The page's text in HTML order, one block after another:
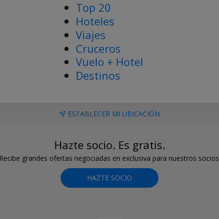
Top 20
Hoteles
Viajes
Cruceros
Vuelo + Hotel
Destinos
ESTABLECER MI UBICACIÓN
Hazte socio. Es gratis.
grandes ofertas negociadas en exclusiva para nuestros
HAZTE SOCIO